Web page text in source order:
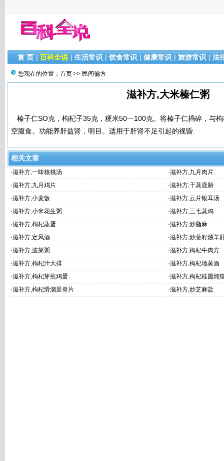
首 页 | 百科全说 | 生活常识 | 饮食常识 | 健康常识 | 旅游常识 | 法
您现在的位置： 首页 >> 民间偏方
滋补方,大米榛仁粥
榛子仁SO克，枸杞子35克，粳米50一100克。将榛子仁捣碎，与
空腹食。功能养肝益肾，明目。适用于肝肾不足引起的视昏.
相关文章
·滋补方,一味核桃汤 ·滋补方,九月肉片
·滋补方,九月鸡片 ·滋补方,干蒸鹿胎
·滋补方,小麦饭 ·滋补方,云片银耳汤
·滋补方,小米花生粥 ·滋补方,三七蒸鸡
·滋补方,枸杞蒸蛋 ·滋补方,炒脂麻
·滋补方,定风酒 ·滋补方,炒葱籽烛羊
·滋补方,波莱粥 ·滋补方,枸杞牛肉方
·滋补方,枸杞汁大排 ·滋补方,枸杞地黄酒
·滋补方,枸杞芽煎鸡蛋 ·滋补方,枸杞桂圆炖
·滋补方,枸杞滑溜里脊片 ·滋补方,炒芝麻盐